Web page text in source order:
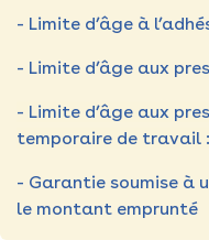
- Limite d’âge à
- Limite d’âge aux
- Limite d’âge aux
temporaire de travail
- Garantie soumise à
le montant emprunté